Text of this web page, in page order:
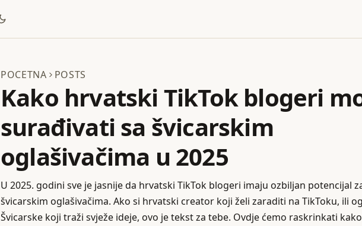
POCETNA POSTS
Kako hrvatski TikTok blogeri
surađivati sa švicarskim
oglašivačima u 2025
U 2025. godini sve je jasnije da hrvatski TikTok blogeri imaju ozbiljan potencijal
švicarskim oglašivačima. Ako si hrvatski creator koji želi zaraditi na TikToku, ili
Švicarske koji traži svježe ideje, ovo je tekst za tebe. Ovdje ćemo raskrinkati